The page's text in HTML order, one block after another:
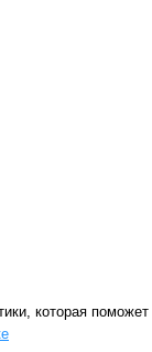
которая